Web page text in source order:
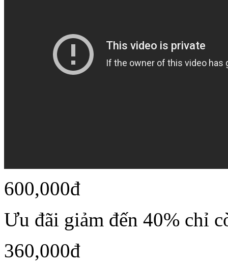
600,000đ
Ưu đãi giảm đến 40% chỉ
360,000đ